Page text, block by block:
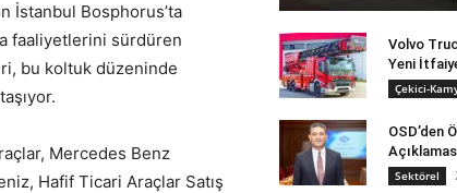
İstanbul Bosphorus’ta
faaliyetlerini sürdüren
bu koltuk düzeninde
Mercedes Benz
Hafif Ticari Araçlar Satış
Volvo
Yeni
Çekici-
OSD’den
Sektörel